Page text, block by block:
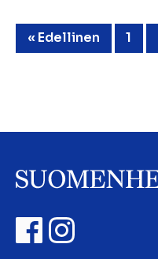
« Edellinen 1